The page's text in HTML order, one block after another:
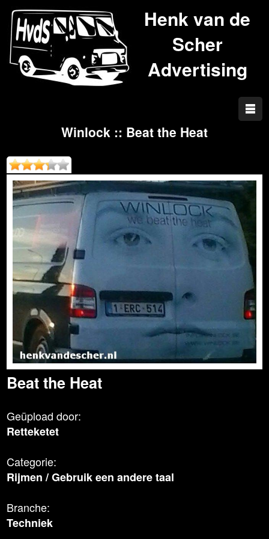
Henk van de
Scher
Advertising
Winlock :: Beat the Heat
Beat the Heat
Geüpload door:
Retteketet
Categorie:
Rijmen /Gebruik een andere taal
Branche:
Techniek